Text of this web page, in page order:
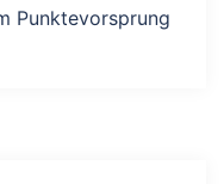
Punktevorsprung